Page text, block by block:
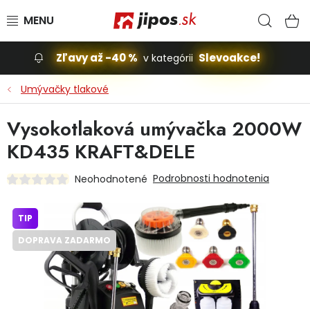
Slevoakce
Stavba, dom
Dielňa
Príslušenstvo pre automobily
Vybavenie a hračky pre deti
Domácnosť
Zľavy až -40 % v kategórii Slevoakce!
Umývačky tlakové
Vysokotlaková umývačka 2000W
KD435 KRAFT&DELE
Neohodnotené Podrobnosti hodnotenia
TIP
DOPRAVA ZADARMO